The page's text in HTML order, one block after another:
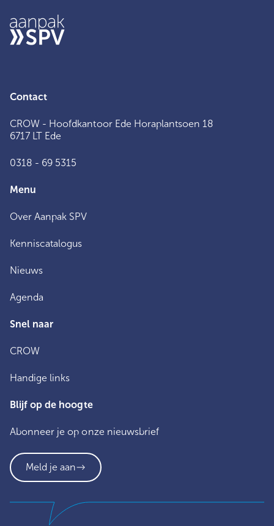
Contact
CROW - Hoofdkantoor Ede Horaplantsoen 18
6717 LT Ede
0318 - 69 5315
Menu
Over Aanpak SPV
Kenniscatalogus
Nieuws
Agenda
Snel naar
CROW
Handige links
Blijf op de hoogte
Abonneer je op onze nieuwsbrief
Meld je aan